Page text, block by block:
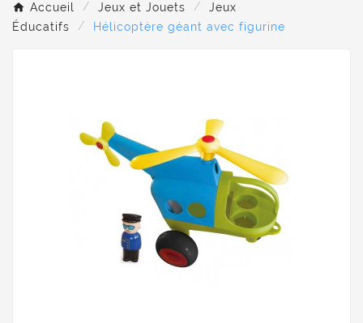
Accueil Jeux et Jouets
Jeux
Éducatifs
Hélicoptère géant avec figurine